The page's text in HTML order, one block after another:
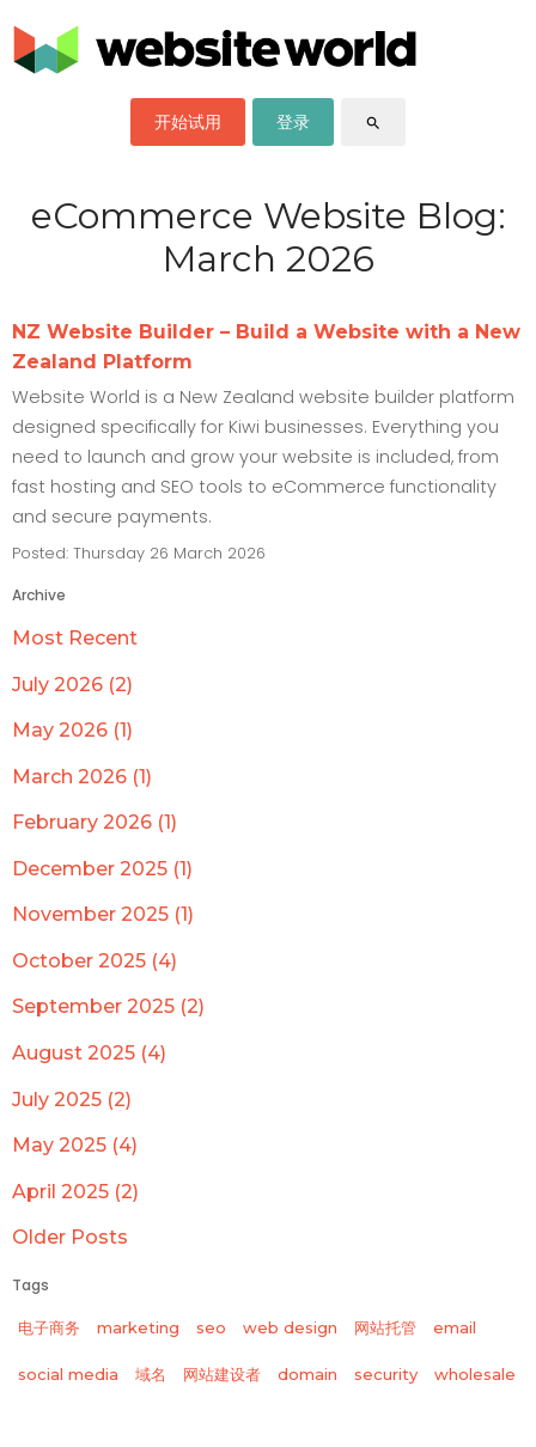
开始试用 登录 search
eCommerce Website Blog:
March 2026
NZ Website Builder – Build a Website with a New
Zealand Platform
Website World is a New Zealand website builder platform
designed specifically for Kiwi businesses. Everything you
need to launch and grow your website is included, from
fast hosting and SEO tools to eCommerce functionality
and secure payments.
Posted: Thursday 26 March 2026
Archive
Most Recent
July 2026 (2)
May 2026 (1)
March 2026 (1)
February 2026 (1)
December 2025 (1)
November 2025 (1)
October 2025 (4)
September 2025 (2)
August 2025 (4)
July 2025 (2)
May 2025 (4)
April 2025 (2)
Older Posts
Tags
电子商务 marketing seo web design 网站托管 email
social media 域名 网站建设者 domain security wholesale